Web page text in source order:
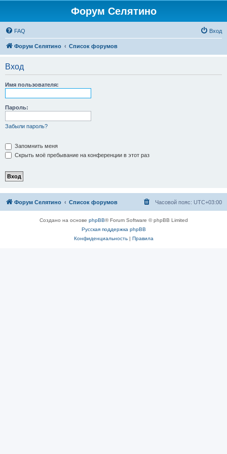
Форум Селятино
FAQ Вход
Форум Селятино Список форумов
Вход
Имя пользователя:
Пароль:
Забыли пароль?
Запомнить меня
Скрыть моё пребывание на конференции в этот раз
Форум Селятино Список форумов Часовой пояс: UTC+03:00
Создано на основе phpBB® Forum Software © phpBB Limited
Русская поддержка phpBB
Конфиденциальность| Правила